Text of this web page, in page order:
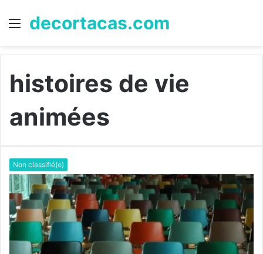
Menu
decortacas.com
histoires de vie
animées
Non classifié(e)